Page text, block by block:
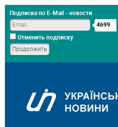
Подписка по E-Mail - новости
4699
Отменить подписку